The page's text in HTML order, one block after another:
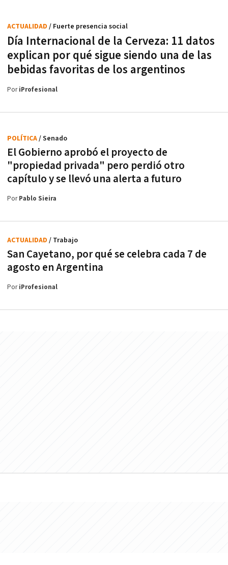
Día Internacional de la Cerveza: 11 datos
explican por qué sigue siendo una de las
bebidas favoritas de los argentinos
ACTUALIDAD / Fuerte presencia social
PoriProfesional
El Gobierno aprobó el proyecto de
"propiedad privada" pero perdió otro
capítulo y se llevó una alerta a futuro
POLÍTICA/ Senado
PorPablo Sieira
San Cayetano, por qué se celebra cada 7 de
agosto en Argentina
ACTUALIDAD / Trabajo
PoriProfesional